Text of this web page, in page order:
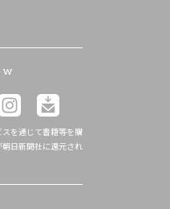
を通じて書籍等を購
日新聞社に還元され